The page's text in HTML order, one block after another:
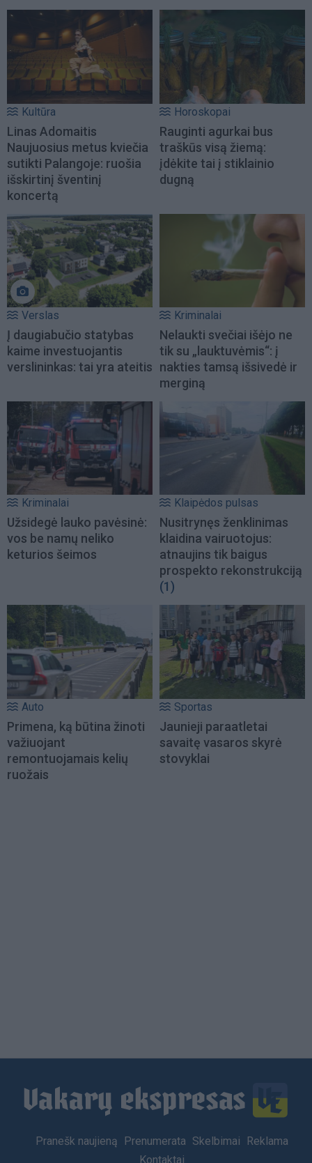
Kultūra
Linas Adomaitis
Naujuosius metus kviečia
sutikti Palangoje: ruošia
išskirtinį šventinį
koncertą
Horoskopai
Rauginti agurkai bus
traškūs visą žiemą:
įdėkite tai į stiklainio
dugną
Verslas
Į daugiabučio statybas
kaime investuojantis
verslininkas: tai yra ateitis
Kriminalai
Nelaukti svečiai išėjo ne
tik su „lauktuvėmis“: į
nakties tamsą išsivedė ir
merginą
Kriminalai
Užsidegė lauko pavėsinė:
vos be namų neliko
keturios šeimos
Klaipėdos pulsas
Nusitrynęs ženklinimas
klaidina vairuotojus:
atnaujins tik baigus
prospekto rekonstrukciją
(1)
Auto
Primena, ką būtina žinoti
važiuojant
remontuojamais kelių
ruožais
Sportas
Jaunieji paraatletai
savaitę vasaros skyrė
stovyklai
Footer
Pranešk naujieną Prenumerata Skelbimai
Reklama
Kontaktai